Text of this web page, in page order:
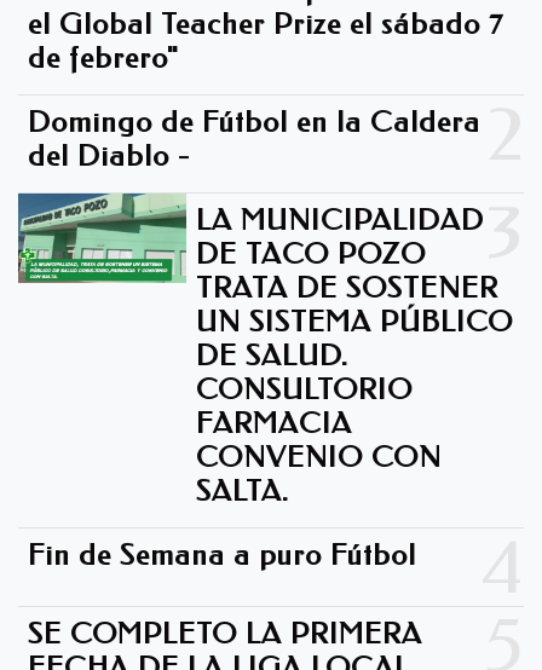
el Global Teacher Prize el sábado 7
de febrero"
Domingo de Fútbol en la Caldera
del Diablo -
LA MUNICIPALIDAD
DE TACO POZO
TRATA DE SOSTENER
UN SISTEMA PÚBLICO
DE SALUD.
CONSULTORIO
FARMACIA
CONVENIO CON
SALTA.
Fin de Semana a puro Fútbol
SE COMPLETO LA PRIMERA